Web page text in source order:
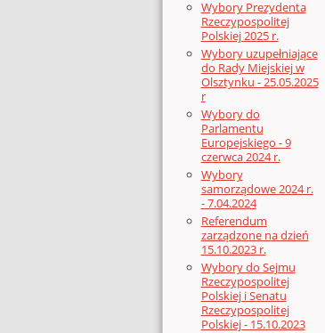
Wybory Prezydenta
Rzeczypospolitej
Polskiej 2025 r.
Wybory uzupełniające
do Rady Miejskiej w
Olsztynku - 25.05.2025
r
Wybory do
Parlamentu
Europejskiego - 9
czerwca 2024 r.
Wybory
samorządowe 2024 r.
- 7.04.2024
Referendum
zarządzone na dzień
15.10.2023 r.
Wybory do Sejmu
Rzeczypospolitej
Polskiej i Senatu
Rzeczypospolitej
Polskiej - 15.10.2023